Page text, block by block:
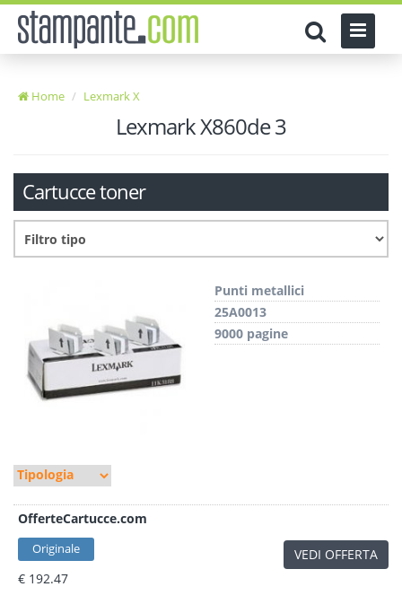
Home Lexmark X
Lexmark X860de 3
Cartucce toner
Punti metallici
25A0013
9000 pagine
OfferteCartucce.com
Originale
€ 192.47
VEDI OFFERTA